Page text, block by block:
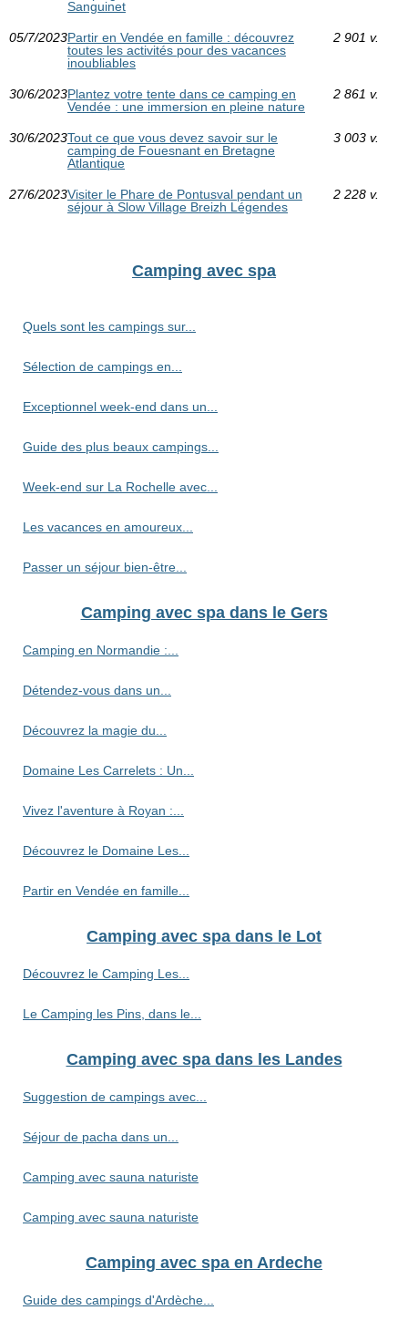
Sanguinet
05/7/2023Partir en Vendée en famille : découvrez
toutes les activités pour des vacances
inoubliables
2 901 v.
30/6/2023Plantez votre tente dans ce camping en
Vendée : une immersion en pleine nature
2 861 v.
30/6/2023Tout ce que vous devez savoir sur le
camping de Fouesnant en Bretagne
Atlantique
3 003 v.
27/6/2023Visiter le Phare de Pontusval pendant un
séjour à Slow Village Breizh Légendes
2 228 v.
Camping avec spa
Quels sont les campings sur...
Sélection de campings en...
Exceptionnel week-end dans un...
Guide des plus beaux campings...
Week-end sur La Rochelle avec...
Les vacances en amoureux...
Passer un séjour bien-être...
Camping avec spa dans le Gers
Camping en Normandie :...
Détendez-vous dans un...
Découvrez la magie du...
Domaine Les Carrelets : Un...
Vivez l'aventure à Royan :...
Découvrez le Domaine Les...
Partir en Vendée en famille...
Camping avec spa dans le Lot
Découvrez le Camping Les...
Le Camping les Pins, dans le...
Camping avec spa dans les Landes
Suggestion de campings avec...
Séjour de pacha dans un...
Camping avec sauna naturiste
Camping avec sauna naturiste
Camping avec spa en Ardeche
Guide des campings d'Ardèche...